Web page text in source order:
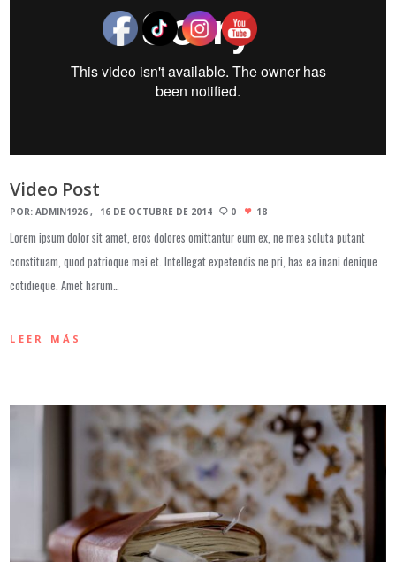
Video Post
POR:ADMIN1926 16 DE OCTUBRE DE 2014 0 18
Lorem ipsum dolor sit amet, eros dolores omittantur eum ex, ne mea soluta putant
constituam, quod patrioque mei et. Intellegat expetendis ne pri, has ea inani denique
cotidieque. Amet harum…
LEER MÁS